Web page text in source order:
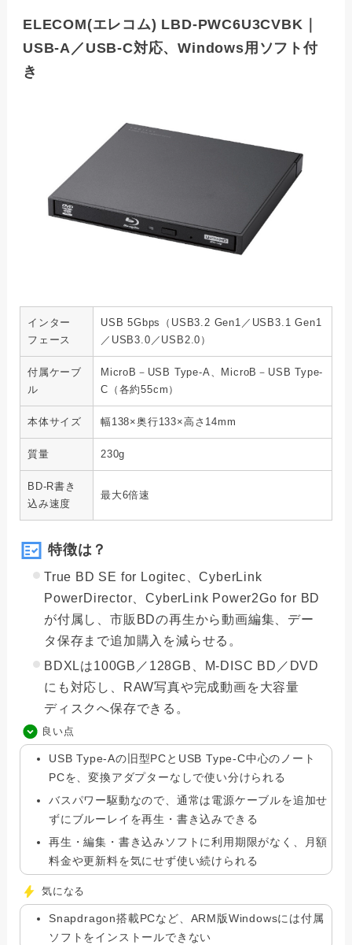
ELECOM(エレコム) LBD-PWC6U3CVBK｜
USB-A／USB-C対応、Windows用ソフト付
き
インター
フェース
USB 5Gbps（USB3.2 Gen1／USB3.1 Gen1
／USB3.0／USB2.0）
付属ケーブ
ル
MicroB－USB Type-A、MicroB－USB Type-
C（各約55cm）
本体サイズ 幅138×奥行133×高さ14mm
質量 230g
BD-R書き
込み速度
最大6倍速
特徴は？
True BD SE for Logitec、CyberLink
PowerDirector、CyberLink Power2Go for BD
が付属し、市販BDの再生から動画編集、デー
タ保存まで追加購入を減らせる。
BDXLは100GB／128GB、M-DISC BD／DVD
にも対応し、RAW写真や完成動画を大容量
ディスクへ保存できる。
良い点
USB Type-Aの旧型PCとUSB Type-C中心のノート
PCを、変換アダプターなしで使い分けられる
バスパワー駆動なので、通常は電源ケーブルを追加せ
ずにブルーレイを再生・書き込みできる
再生・編集・書き込みソフトに利用期限がなく、月額
料金や更新料を気にせず使い続けられる
気になる
Snapdragon搭載PCなど、ARM版Windowsには付属
ソフトをインストールできない